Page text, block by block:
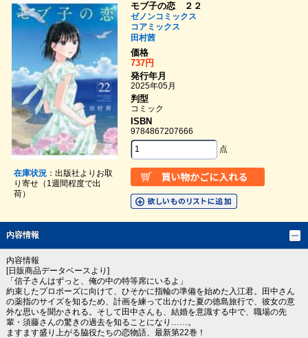
在庫状況：出版社よりお取
り寄せ（1週間程度で出
荷）
モブ子の恋 ２２
ゼノンコミックス
コアミックス
田村茜
価格
737円
発行年月
2025年05月
判型
コミック
ISBN
9784867207666
点
内容情報
内容情報
[日販商品データベースより]
「信子さんはずっと、俺の中の特等席にいるよ」
約束したプロポーズに向けて、ひそかに指輪の準備を始めた入江君。田中さん
の薬指のサイズを知るため、計画を練って出かけた夏の徳島旅行で、彼女の意
外な思いを聞かされる。そして田中さんも、結婚を意識する中で、職場の先
輩・須藤さんの驚きの過去を知ることになり……。
ますます盛り上がる脇役たちの恋物語、最新第22巻！